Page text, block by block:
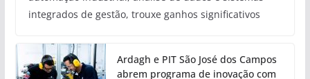
integrados de gestão, trouxe ganhos significativos
Ardagh e PIT São José dos Campos
abrem programa de inovação com